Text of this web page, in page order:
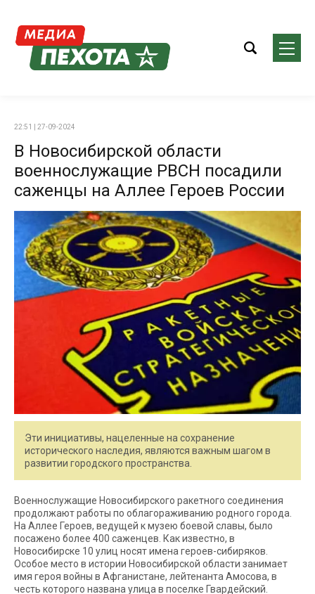
22:51 | 27-09-2024
В Новосибирской области
военнослужащие РВСН посадили
саженцы на Аллее Героев России
Эти инициативы, нацеленные на сохранение
исторического наследия, являются важным шагом в
развитии городского пространства.
Военнослужащие Новосибирского ракетного соединения
продолжают работы по облагораживанию родного города.
На Аллее Героев, ведущей к музею боевой славы, было
посажено более 400 саженцев. Как известно, в
Новосибирске 10 улиц носят имена героев-сибиряков.
Особое место в истории Новосибирской области занимает
имя героя войны в Афганистане, лейтенанта Амосова, в
честь которого названа улица в поселке Гвардейский.